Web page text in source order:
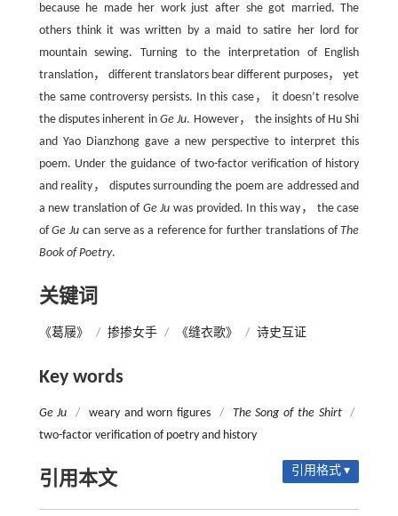
because he made her work just after she got married. The
others think it was written by a maid to satire her lord for
mountain sewing. Turning to the interpretation of English
translation， different translators bear different purposes， yet
the same controversy persists. In this case， it doesn’t resolve
the disputes inherent inGe Ju. However， the insights of Hu Shi
and Yao Dianzhong gave a new perspective to interpret this
poem. Under the guidance of two-factor verification of history
and reality， disputes surrounding the poem are addressed and
a new translation of Ge Ju was provided. In this way， the case
ofGe Ju can serve as a reference for further translations ofThe
Book of Poetry.
关键词
《葛屦》 / 掺掺女手 / 《缝衣歌》 / 诗史互证
Key words
Ge Ju / weary and worn figures / The Song of the Shirt
/
two-factor verification of poetry and history
引用本文 引用格式 ▾